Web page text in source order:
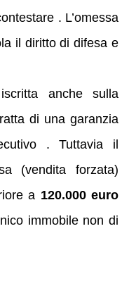
. L’omessa
il diritto di difesa e
anche sulla
di una garanzia
. Tuttavia il
(vendita forzata)
a 120.000 euro
immobile non di